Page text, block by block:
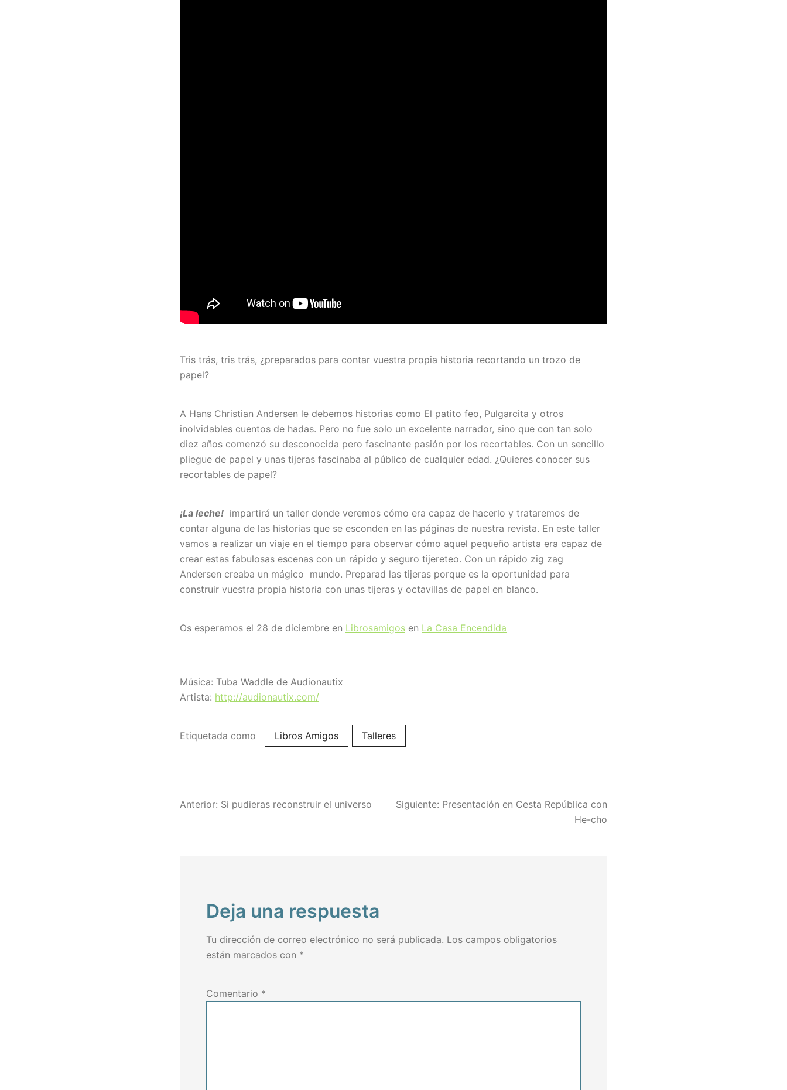
Tris trás, tris trás, ¿preparados para contar vuestra propia historia recortando un trozo de
papel?
A Hans Christian Andersen le debemos historias como El patito feo, Pulgarcita y otros
inolvidables cuentos de hadas. Pero no fue solo un excelente narrador, sino que con tan solo
diez años comenzó su desconocida pero fascinante pasión por los recortables. Con un sencillo
pliegue de papel y unas tijeras fascinaba al público de cualquier edad. ¿Quieres conocer sus
recortables de papel?
¡La leche! impartirá un taller donde veremos cómo era capaz de hacerlo y trataremos de
contar alguna de las historias que se esconden en las páginas de nuestra revista. En este taller
vamos a realizar un viaje en el tiempo para observar cómo aquel pequeño artista era capaz de
crear estas fabulosas escenas con un rápido y seguro tijereteo. Con un rápido zig zag
Andersen creaba un mágico mundo. Preparad las tijeras porque es la oportunidad para
construir vuestra propia historia con unas tijeras y octavillas de papel en blanco.
Os esperamos el 28 de diciembre en Librosamigos en La Casa Encendida
Música: Tuba Waddle de Audionautix
Artista: http://audionautix.com/
Etiquetada como Libros Amigos Talleres
Navegación
Anterior: Si pudieras reconstruir el universo Siguiente: Presentación en Cesta República con
He-cho
Deja una respuesta
Tu dirección de correo electrónico no será publicada. Los campos obligatorios
están marcados con *
Comentario *